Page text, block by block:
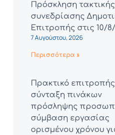
Πρόσκληση τακτικής
συνεδρίασης
Επιτροπής στις 10/
7 Αυγούστου, 2026
Περισσότερα »
Πρακτικό επιτροπής
σύνταξη πινάκων
πρόσληψης
σύμβαση εργασίας
ορισμένου χρόνου